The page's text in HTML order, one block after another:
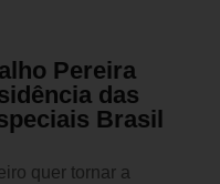
Pereira
das
Brasil
quer tornar a